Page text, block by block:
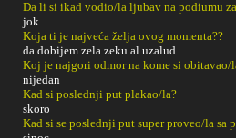
Da li si ikad vodio/la ljubav na podiumu
jok
Koja ti je najveća želja ovog momenta??
da dobijem zela zeku al uzalud
Koj je najgori odmor na kome si obitavao/
nijedan
Kad si poslednji put plakao/la?
skoro
Kad si se poslednji put super proveo/la sa